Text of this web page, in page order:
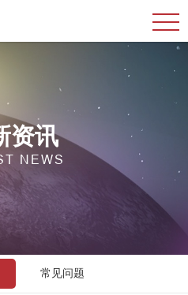
资讯
NEWS
常见问题